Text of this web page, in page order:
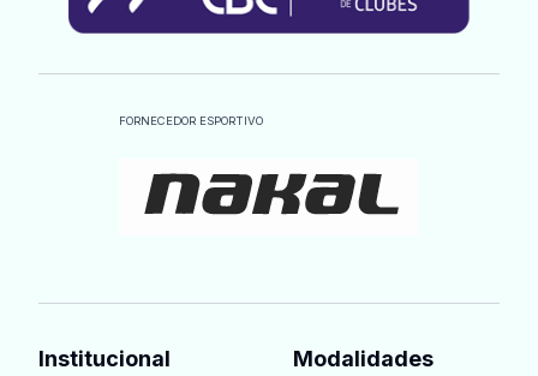
FORNECEDOR ESPORTIVO
Institucional Modalidades